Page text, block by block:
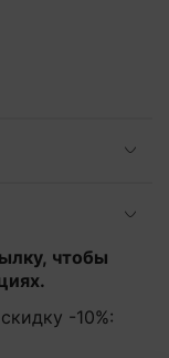
чтобы
-10%: